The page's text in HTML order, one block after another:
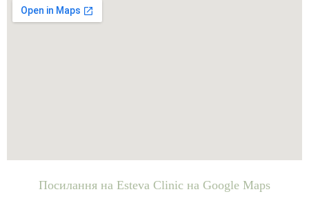
Посилання на Esteva Clinic на Google Maps